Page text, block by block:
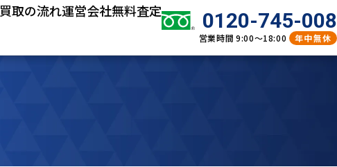
買取の流れ運営会社無料査定 0120-745-008
営業時間 9:00～18:00 年中無休